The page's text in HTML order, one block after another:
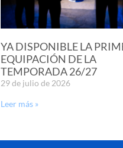
YA DISPONIBLE LA
EQUIPACIÓN DE LA
TEMPORADA 26/27
29 de julio de 2026
Leer más »